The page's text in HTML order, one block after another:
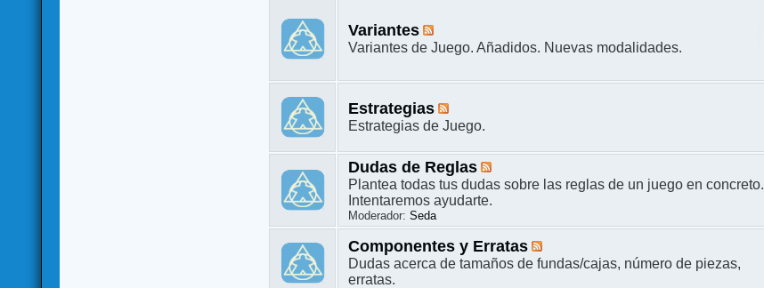
Variantes
Variantes de Juego. Añadidos. Nuevas modalidades.
Estrategias
Estrategias de Juego.
Dudas de Reglas
Plantea todas tus dudas sobre las reglas de un juego en concreto.
Intentaremos ayudarte.
Moderador:Seda
Componentes y Erratas
Dudas acerca de tamaños de fundas/cajas, número de piezas,
erratas.